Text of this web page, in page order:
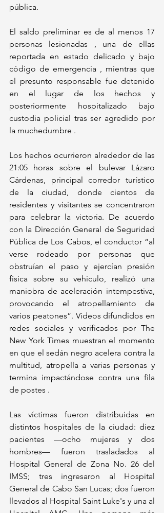
pública.
El saldo preliminar es de al menos 17
personas lesionadas , una de ellas
reportada en estado delicado y bajo
código de emergencia , mientras que
el presunto responsable fue detenido
en el lugar de los hechos y
posteriormente hospitalizado bajo
custodia policial tras ser agredido por
la muchedumbre .
Los hechos ocurrieron alrededor de las
21:05 horas sobre el bulevar Lázaro
Cárdenas, principal corredor turístico
de la ciudad, donde cientos de
residentes y visitantes se concentraron
para celebrar la victoria. De acuerdo
con la Dirección General de Seguridad
Pública de Los Cabos, el conductor “al
verse rodeado por personas que
obstruían el paso y ejercían presión
física sobre su vehículo, realizó una
maniobra de aceleración intempestiva,
provocando el atropellamiento de
varios peatones”. Videos difundidos en
redes sociales y verificados por The
New York Times muestran el momento
en que el sedán negro acelera contra la
multitud, atropella a varias personas y
termina impactándose contra una fila
de postes .
Las víctimas fueron distribuidas en
distintos hospitales de la ciudad: diez
pacientes —ocho mujeres y dos
hombres— fueron trasladados al
Hospital General de Zona No. 26 del
IMSS; tres ingresaron al Hospital
General de Cabo San Lucas; dos fueron
llevados al Hospital Saint Luke's y una al